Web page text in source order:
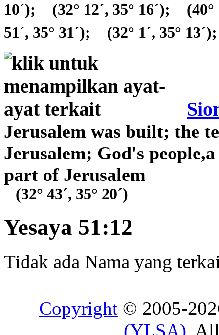
10´);
(32° 12´, 35° 16´);
(40°
51´, 35° 31´);
(32° 1´, 35° 13´);
Jerusalem was built; the
Jerusalem; God's
part of Jerusalem
(32° 43´, 35° 20´)
Yesaya 51:12
Tidak ada Nama yang
Copyright © 2005-
(YLSA).